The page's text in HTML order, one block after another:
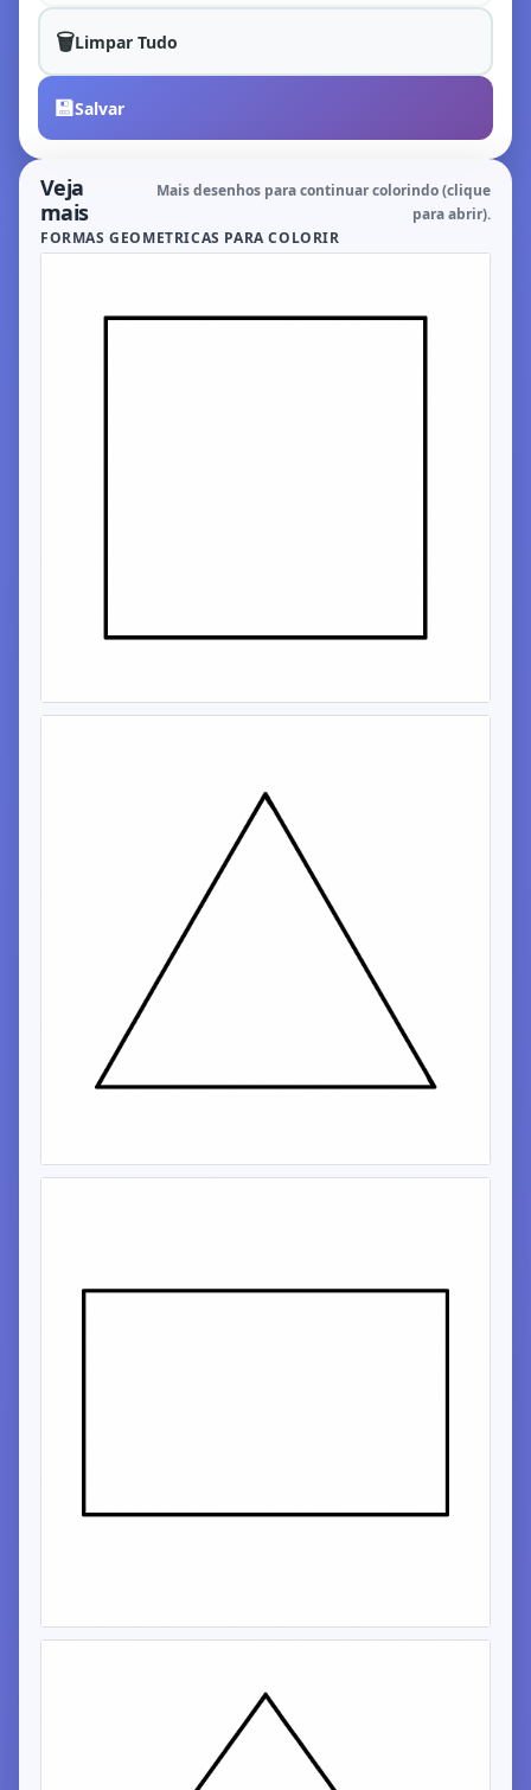
🗑️Limpar Tudo
💾Salvar
Veja
mais
Mais desenhos para continuar colorindo (clique
para abrir).
FORMAS GEOMETRICAS PARA COLORIR